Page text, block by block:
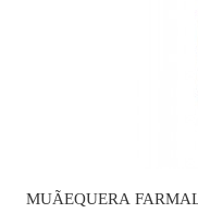
MUÃEQUERA